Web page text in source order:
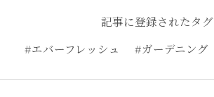
記事に登録されたタグ
#エバーフレッシュ
#ガーデニング